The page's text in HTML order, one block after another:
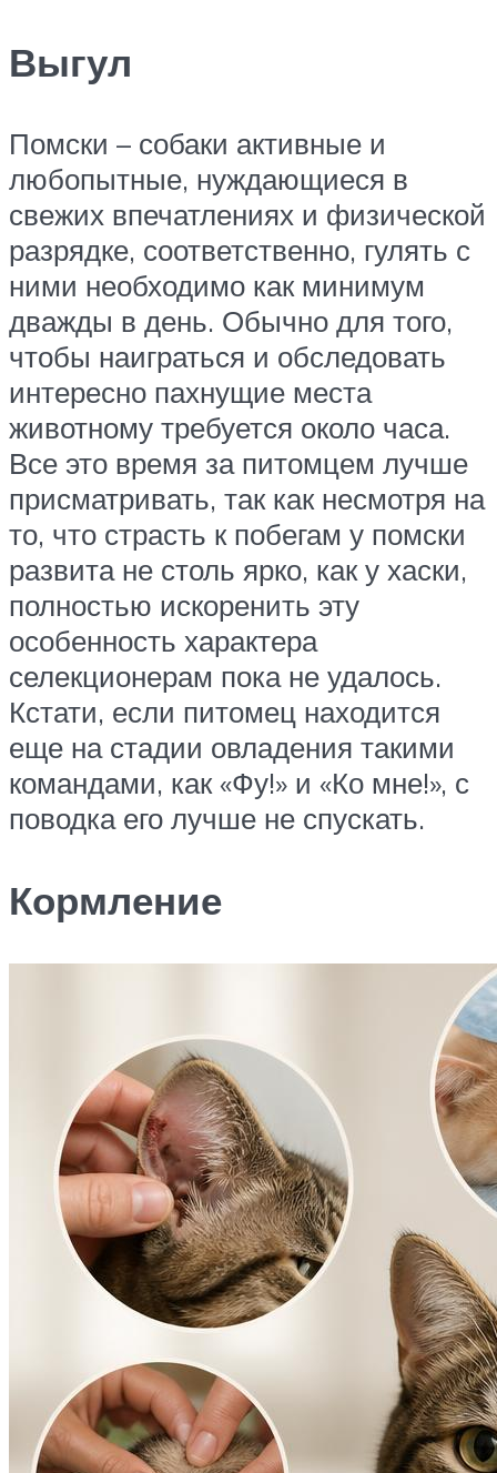
Выгул
Помски – собаки активные и
любопытные, нуждающиеся в
свежих впечатлениях и физической
разрядке, соответственно, гулять с
ними необходимо как минимум
дважды в день. Обычно для того,
чтобы наиграться и обследовать
интересно пахнущие места
животному требуется около часа.
Все это время за питомцем лучше
присматривать, так как несмотря на
то, что страсть к побегам у помски
развита не столь ярко, как у хаски,
полностью искоренить эту
особенность характера
селекционерам пока не удалось.
Кстати, если питомец находится
еще на стадии овладения такими
командами, как «Фу!» и «Ко мне!», с
поводка его лучше не спускать.
Кормление